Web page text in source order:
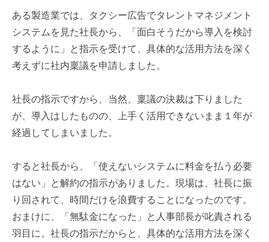
ある製造業では、タクシー広告でタレントマネジメント
システムを見た社長から、「面白そうだから導入を検討
するように」と指示を受けて、具体的な活用方法を深く
考えずに社内稟議を申請しました。
社長の指示ですから、当然、稟議の決裁は下りました
が、導入はしたものの、上手く活用できないまま１年が
経過してしまいました。
すると社長から、「使えないシステムに料金を払う必要
はない」と解約の指示がありました。現場は、社長に振
り回されて、時間だけを浪費することになったのです。
おまけに、「無駄金になった」と人事部長が叱責される
羽目に。社長の指示だからと、具体的な活用方法を深く